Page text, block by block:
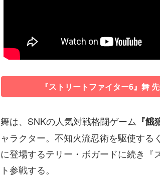
『ストリートファイター6』舞
舞は、SNKの人気対戦格闘ゲーム 『餓
ャラクター。不知火流忍術を駆使する
に登場するテリー・ボガードに続き『
ト参戦する。